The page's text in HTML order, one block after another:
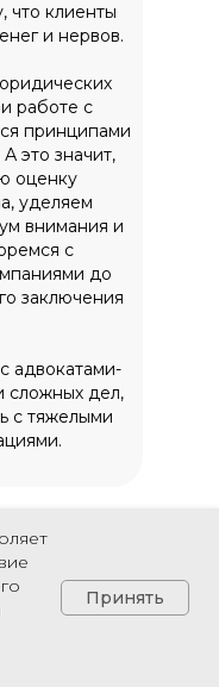
что клиенты
и нервов.
работе с
принципами
это значит,
оценку
уделяем
внимания и
с
до
заключения
адвокатами-
сложных дел,
с тяжелыми
наши
принципами
Принять